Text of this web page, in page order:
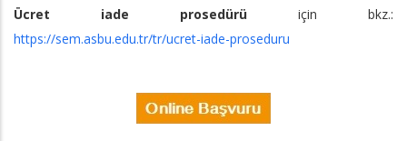
Ücret iade prosedürü için bkz.:
https://sem.asbu.edu.tr/tr/ucret-iade-proseduru